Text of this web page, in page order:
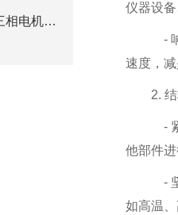
SNT En quelques mots三相电机TN80B4 IE2 技术参数
仪器设
-
速度，
2.
-
他部件
-
如高温